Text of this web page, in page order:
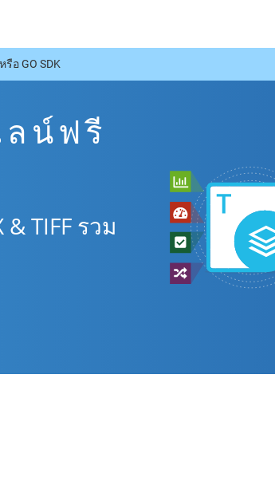
รือ GO SDK
ลน์ฟรี
TIFF รวม